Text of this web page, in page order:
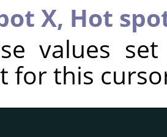
X, Hot
values
for this